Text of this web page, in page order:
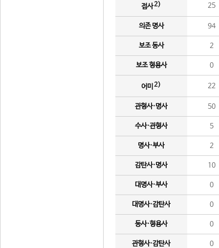
접사2) 25
의존 명사 94
보조 동사 2
보조 형용사 0
어미 2) 22
관형사·명사 50
수사·관형사 5
명사·부사 2
감탄사·명사 10
대명사·부사 0
대명사·감탄사 0
동사·형용사 0
관형사·감탄사 0